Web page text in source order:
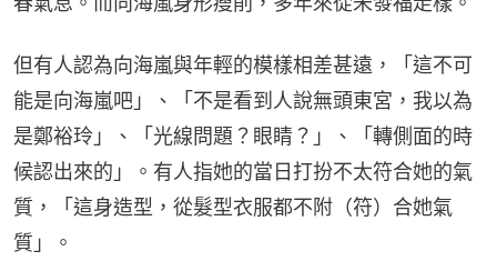
但有人認為向海嵐與年輕的模樣相差甚遠，「這不可
能是向海嵐吧」、「不是看到人說無頭東宮，我以為
是鄭裕玲」、「光線問題？眼睛？」、「轉側面的時
候認出來的」。有人指她的當日打扮不太符合她的氣
質，「這身造型，從髮型衣服都不附（符）合她氣
質」。